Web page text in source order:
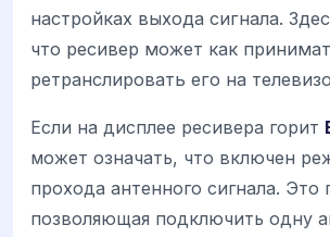
настройках выхода сигнала.
что ресивер может как
ретранслировать его на
Если на дисплее ресивера горит
может означать, что включен
прохода антенного сигнала. Это
позволяющая подключить одну